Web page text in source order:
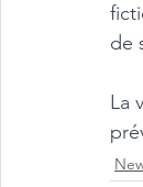
de
La